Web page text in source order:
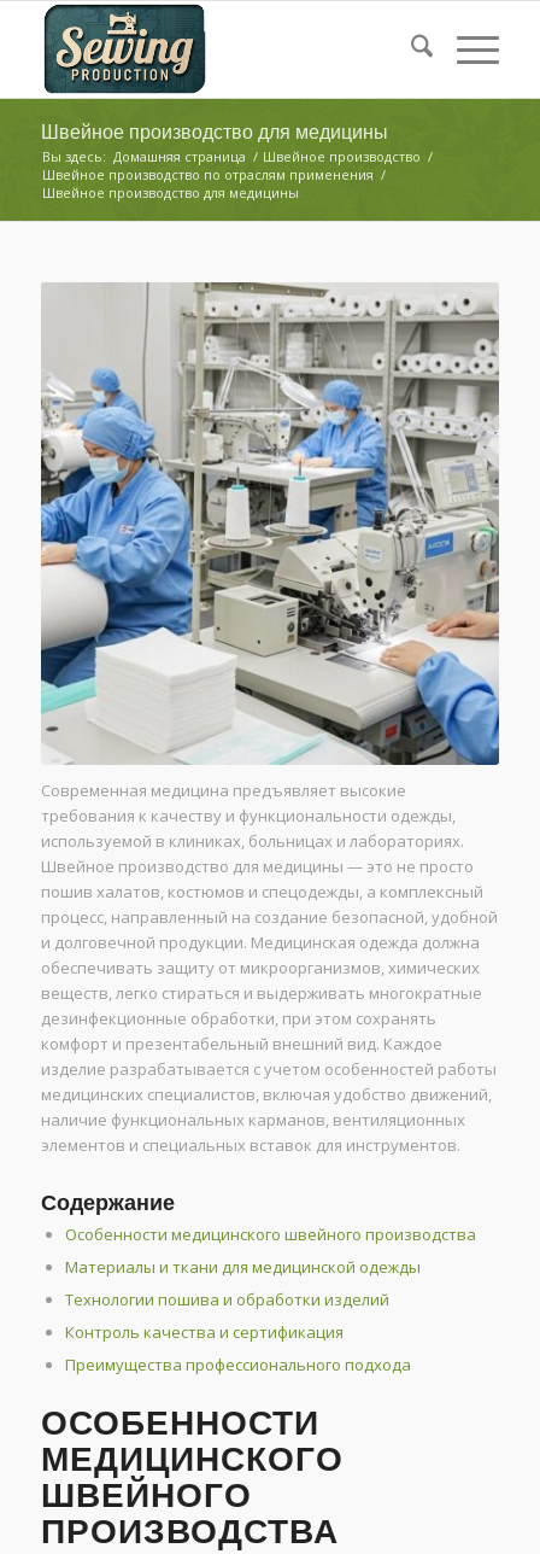
Швейное производство для медицины
Вы здесь: Домашняя страница / Швейное производство /
Швейное производство по отраслям применения /
Швейное производство для медицины
Современная медицина предъявляет высокие
требования к качеству и функциональности одежды,
используемой в клиниках, больницах и лабораториях.
Швейное производство для медицины — это не просто
пошив халатов, костюмов и спецодежды, а комплексный
процесс, направленный на создание безопасной, удобной
и долговечной продукции. Медицинская одежда должна
обеспечивать защиту от микроорганизмов, химических
веществ, легко стираться и выдерживать многократные
дезинфекционные обработки, при этом сохранять
комфорт и презентабельный внешний вид. Каждое
изделие разрабатывается с учетом особенностей работы
медицинских специалистов, включая удобство движений,
наличие функциональных карманов, вентиляционных
элементов и специальных вставок для инструментов.
Содержание
Особенности медицинского швейного производства
Материалы и ткани для медицинской одежды
Технологии пошива и обработки изделий
Контроль качества и сертификация
Преимущества профессионального подхода
ОСОБЕННОСТИ
МЕДИЦИНСКОГО
ШВЕЙНОГО
ПРОИЗВОДСТВА